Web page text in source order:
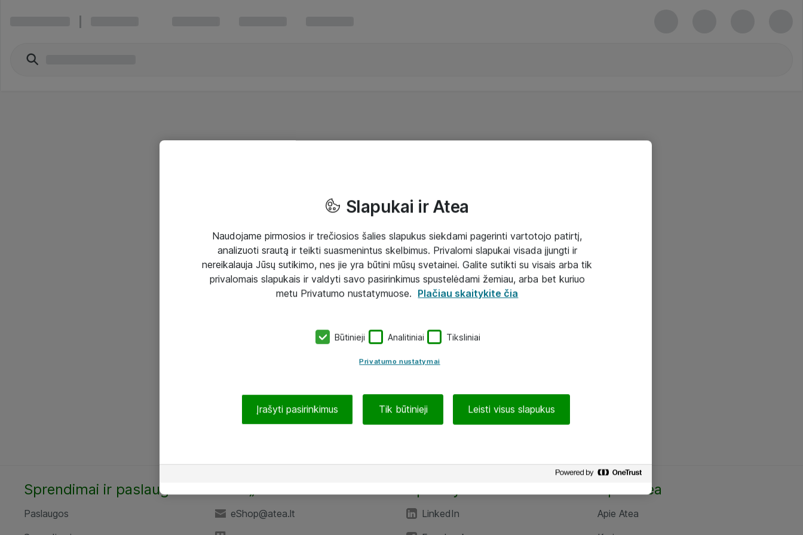
Sprendimai ir paslaugos
Paslaugos
eShop@atea.lt
LinkedIn
Apie Atea
Apie Atea
Slapukai ir Atea
Naudojame pirmosios ir trečiosios šalies slapukus siekdami pagerinti vartotojo patirtį,
analizuoti srautą ir teikti suasmenintus skelbimus. Privalomi slapukai visada įjungti ir
nereikalauja Jūsų sutikimo, nes jie yra būtini mūsų svetainei. Galite sutikti su visais arba tik
privalomais slapukais ir valdyti savo pasirinkimus spustelėdami žemiau, arba bet kuriuo
metu Privatumo nustatymuose. Plačiau skaitykite čia
Būtinieji Analitiniai Tiksliniai
Privatumo nustatymai
Įrašyti pasirinkimus Tik būtinieji Leisti visus slapukus